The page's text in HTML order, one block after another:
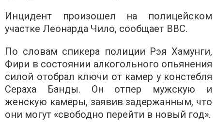
Инцидент произошел на полицейском
участке Леонарда Чило, сообщает BBC.
По словам спикера полиции Рэя Хамунги,
Фири в состоянии алкогольного опьянения
силой отобрал ключи от камер у констебля
Сераха Банды. Он отпер мужскую и
женскую камеры, заявив задержанным, что
они могут «свободно перейти в новый год».